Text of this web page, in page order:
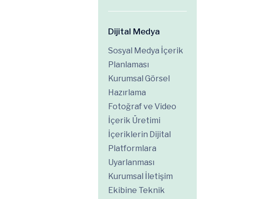
Dijital Medya
Sosyal Medya İçerik
Planlaması
Kurumsal Görsel
Hazırlama
Fotoğraf ve Video
İçerik Üretimi
İçeriklerin Dijital
Platformlara
Uyarlanması
Kurumsal İletişim
Ekibine Teknik